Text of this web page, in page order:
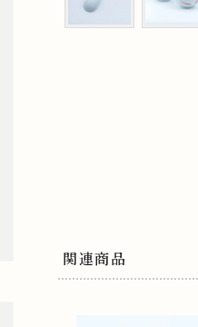
関連商品箸/カトラリー
花瓶
陶箱